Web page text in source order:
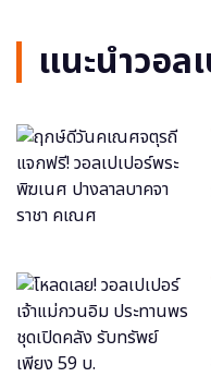
แนะนำวอล